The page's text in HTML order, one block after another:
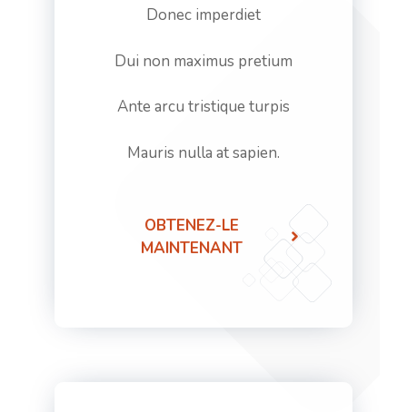
Donec imperdiet
Dui non maximus pretium
Ante arcu tristique turpis
Mauris nulla at sapien.
OBTENEZ-LE
MAINTENANT